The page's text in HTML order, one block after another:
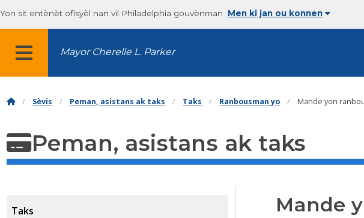
Yon sit entènèt ofisyèl nan vil Philadelphia gouvènman Men ki jan ou konnen
MENU
Mayor Cherelle L. Parker
Sèvis Peman, asistans ak taks Taks Ranbousman yo Mande yon
Peman, asistans ak taks
Taks Mande